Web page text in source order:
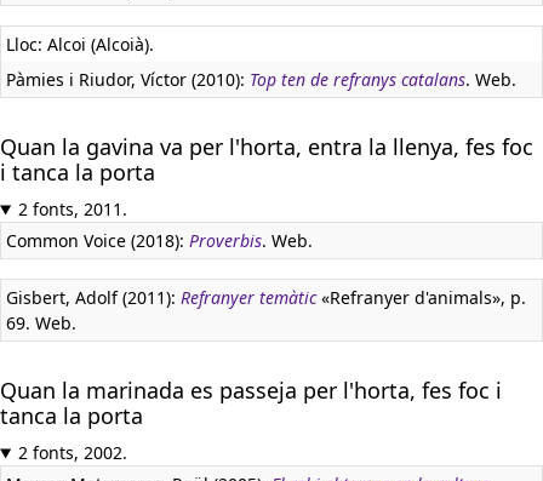
Lloc: Alcoi (Alcoià).
Pàmies i Riudor, Víctor (2010): Top ten de refranys catalans. Web.
Quan la gavina va per l'horta, entra la llenya, fes foc
i tanca la porta
2 fonts, 2011.
Common Voice (2018): Proverbis. Web.
Gisbert, Adolf (2011): Refranyer temàtic«Refranyer d'animals», p.
69. Web.
Quan la marinada es passeja per l'horta, fes foc i
tanca la porta
2 fonts, 2002.